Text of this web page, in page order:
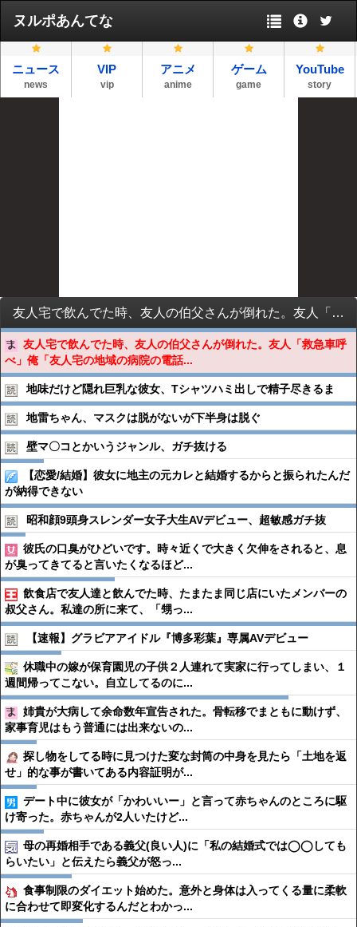
ヌルポあんてな
ニュース
news
VIP
vip
アニメ
anime
ゲーム
game
YouTube
story
友人宅で飲んでた時、友人の伯父さんが倒れた。友人「救急車呼べ」俺「友人宅の地域の病院の電話番号知らない」←報告者に衝撃を受けた件
友人宅で飲んでた時、友人の伯父さんが倒れた。友人「救急車呼
べ」俺「友人宅の地域の病院の電話...
地味だけど隠れ巨乳な彼女、Tシャツハミ出しで精子尽きるま
地雷ちゃん、マスクは脱がないが下半身は脱ぐ
壁マ〇コとかいうジャンル、ガチ抜ける
【恋愛/結婚】彼女に地主の元カレと結婚するからと振られたんだ
が納得できない
昭和顔9頭身スレンダー女子大生AVデビュー、超敏感ガチ抜
彼氏の口臭がひどいです。時々近くで大きく欠伸をされると、息
が臭ってきてると言いたくなるほど...
飲食店で友人達と飲んでた時、たまたま同じ店にいたメンバーの
叔父さん。私達の所に来て、「甥っ...
【速報】グラビアアイドル『博多彩葉』専属AVデビュー
休職中の嫁が保育園児の子供２人連れて実家に行ってしまい、１
週間帰ってこない。自立してるのに...
姉貴が大病して余命数年宣告された。骨転移でまともに動けず、
家事育児はもう普通には出来ないの...
探し物をしてる時に見つけた変な封筒の中身を見たら「土地を返
せ」的な事が書いてある内容証明が...
デート中に彼女が「かわいいー」と言って赤ちゃんのところに駆
け寄った。赤ちゃんが2人いたけど...
母の再婚相手である義父(良い人)に「私の結婚式では◯◯しても
らいたい」と伝えたら義父が怒っ...
食事制限のダイエット始めた。意外と身体は入ってくる量に柔軟
に合わせて即変化するんだとわかっ...